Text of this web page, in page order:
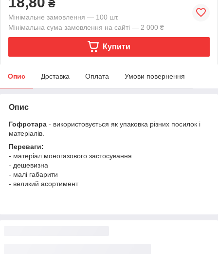
₴
Мінімальне замовлення — 100 шт.
Мінімальна сума замовлення на сайті — 2 000 ₴
Купити
Опис Доставка Оплата Умови повернення
Опис
Гофротара - використовується як упаковка різних посилок і
матеріалів.
Переваги:
- матеріал моногазового застосування
- дешевизна
- малі габарити
- великий асортимент